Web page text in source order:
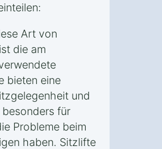
Art von
die am
bieten eine
und
für
Probleme beim
haben. Sitzlifte